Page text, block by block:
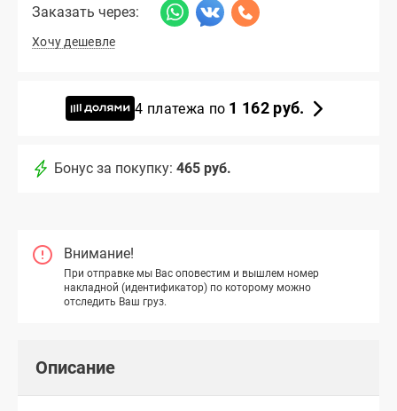
Заказать через:
Хочу дешевле
4 платежа по 1 162 руб.
Бонус за покупку: 465 руб.
Внимание!
При отправке мы Вас оповестим и вышлем номер
накладной (идентификатор) по которому можно
отследить Ваш груз.
Описание